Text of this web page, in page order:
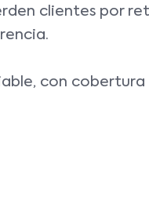
clientes por
con